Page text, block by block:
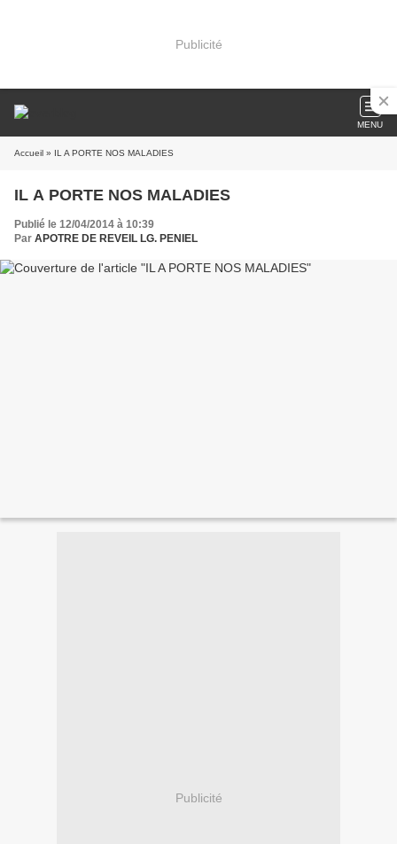
Publicité
MENU
Accueil » IL A PORTE NOS MALADIES
IL A PORTE NOS MALADIES
Publié le 12/04/2014 à 10:39
Par APOTRE DE REVEIL LG. PENIEL
Publicité